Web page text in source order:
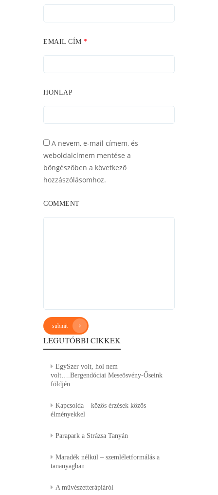
EMAIL CÍM *
HONLAP
A nevem, e-mail címem, és
weboldalcímem mentése a
böngészőben a következő
hozzászólásomhoz.
COMMENT
submit
LEGUTÓBBI CIKKEK
EgySzer volt, hol nem
volt….Bergendóciai Meseösvény-Őseink
földjén
Kapcsolda – közös érzések közös
élményekkel
Parapark a Strázsa Tanyán
Maradék nélkül – szemléletformálás a
tananyagban
A művészetterápiáról